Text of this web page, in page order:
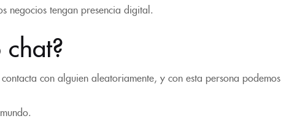
negocios tengan presencia digital.
con alguien aleatoriamente, y con esta persona podemos